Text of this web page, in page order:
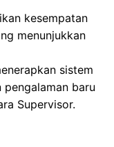
kesempatan
menunjukkan
sistem
baru
Supervisor.